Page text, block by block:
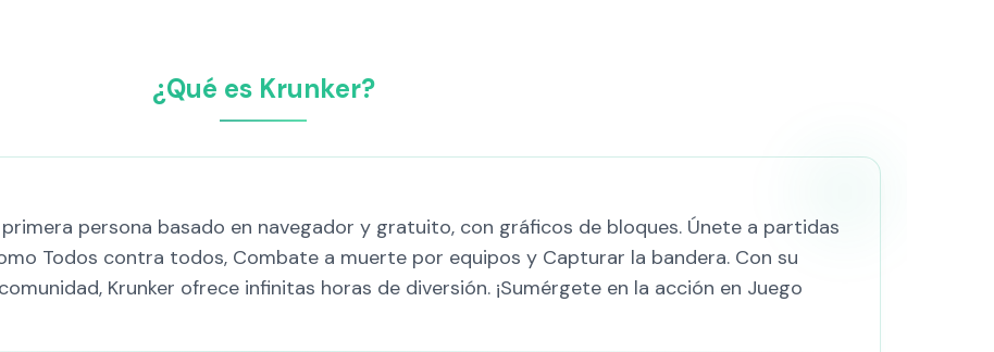
¿Qué es Krunker?
persona basado en navegador y gratuito, con gráficos de bloques. Únete a partidas
Todos contra todos, Combate a muerte por equipos y Capturar la bandera. Con su
Krunker ofrece infinitas horas de diversión. ¡Sumérgete en la acción en Juego